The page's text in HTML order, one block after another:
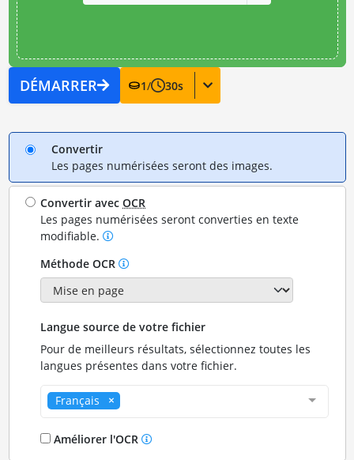
DÉMARRER 1/ 30s
Convertir
Les pages numérisées seront des images.
Convertir avecOCR
Les pages numérisées seront converties en texte
modifiable.
Méthode OCR
Langue source de votre fichier
Pour de meilleurs résultats, sélectionnez toutes les
langues présentes dans votre fichier.
Français
Améliorer l'OCR